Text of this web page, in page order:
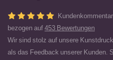
bezogen auf 453 Bewertungen
Wir sind stolz auf unsere
als das Feedback unserer Kunden.